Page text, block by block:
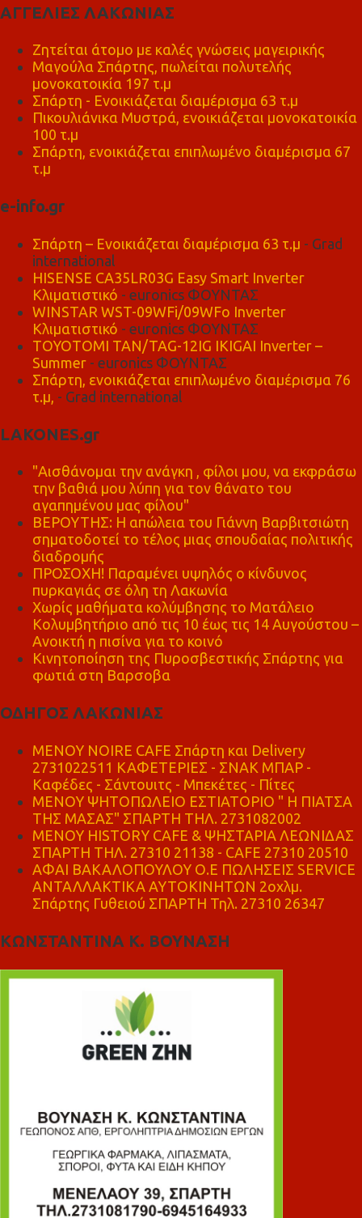
ΑΓΓΕΛΙΕΣ ΛΑΚΩΝΙΑΣ
Ζητείται άτομο με καλές γνώσεις μαγειρικής
Μαγούλα Σπάρτης, πωλείται πολυτελής
μονοκατοικία 197 τ.μ
Σπάρτη - Ενοικιάζεται διαμέρισμα 63 τ.μ
Πικουλιάνικα Μυστρά, ενοικιάζεται μονοκατοικία
100 τ.μ
Σπάρτη, ενοικιάζεται επιπλωμένο διαμέρισμα 67
τ.μ
e-info.gr
Σπάρτη – Ενοικιάζεται διαμέρισμα 63 τ.μ - Grad
international
HISENSE CA35LR03G Easy Smart Inverter
Κλιματιστικό - euronics ΦΟΥΝΤΑΣ
WINSTAR WST-09WFi/09WFo Inverter
Κλιματιστικό - euronics ΦΟΥΝΤΑΣ
TOYOTOMI TAN/TAG-12IG IKIGAI Inverter –
Summer - euronics ΦΟΥΝΤΑΣ
Σπάρτη, ενοικιάζεται επιπλωμένο διαμέρισμα 76
τ.μ, - Grad international
LAKONES.gr
"Αισθάνομαι την ανάγκη , φίλοι μου, να εκφράσω
την βαθιά μου λύπη για τον θάνατο του
αγαπημένου μας φίλου"
ΒΕΡΟΥΤΗΣ: Η απώλεια του Γιάννη Βαρβιτσιώτη
σηματοδοτεί το τέλος μιας σπουδαίας πολιτικής
διαδρομής
ΠΡΟΣΟΧΗ! Παραμένει υψηλός ο κίνδυνος
πυρκαγιάς σε όλη τη Λακωνία
Χωρίς μαθήματα κολύμβησης το Ματάλειο
Κολυμβητήριο από τις 10 έως τις 14 Αυγούστου –
Ανοικτή η πισίνα για το κοινό
Κινητοποίηση της Πυροσβεστικής Σπάρτης για
φωτιά στη Βαρσοβα
ΟΔΗΓΟΣ ΛΑΚΩΝΙΑΣ
MENOY NOIRE CAFE Σπάρτη και Delivery
2731022511 ΚΑΦΕΤΕΡΙΕΣ - ΣΝΑΚ ΜΠΑΡ -
Καφέδες - Σάντουιτς - Μπεκέτες - Πίτες
ΜΕΝΟΥ ΨΗΤΟΠΩΛΕΙΟ ΕΣΤΙΑΤΟΡΙΟ " Η ΠΙΑΤΣΑ
ΤΗΣ ΜΑΣΑΣ" ΣΠΑΡΤΗ ΤΗΛ. 2731082002
ΜΕΝΟΥ HISTORY CAFE & ΨΗΣΤΑΡΙΑ ΛΕΩΝΙΔΑΣ
ΣΠΑΡΤΗ ΤΗΛ. 27310 21138 - CAFE 27310 20510
ΑΦΑΙ ΒΑΚΑΛΟΠΟΥΛΟΥ Ο.Ε ΠΩΛΗΣΕΙΣ SERVICE
ΑΝΤΑΛΛΑΚΤΙΚΑ ΑΥΤΟΚΙΝΗΤΩΝ 2οχλμ.
Σπάρτης Γυθειού ΣΠΑΡΤΗ Τηλ. 27310 26347
ΚΩΝΣΤΑΝΤΙΝΑ Κ. ΒΟΥΝΑΣΗ